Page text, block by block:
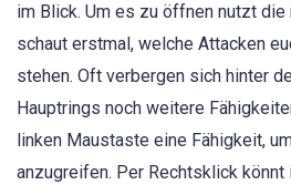
im Blick. Um es zu öffnen nutzt
schaut erstmal, welche Attacken
stehen. Oft verbergen sich hinter
Hauptrings noch weitere
linken Maustaste eine Fähigkeit,
anzugreifen. Per Rechtsklick